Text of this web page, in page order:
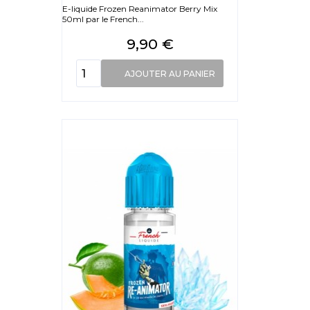
E-liquide Frozen Reanimator Berry Mix
50ml par le French...
Prix
9,90 €
AJOUTER AU PANIER